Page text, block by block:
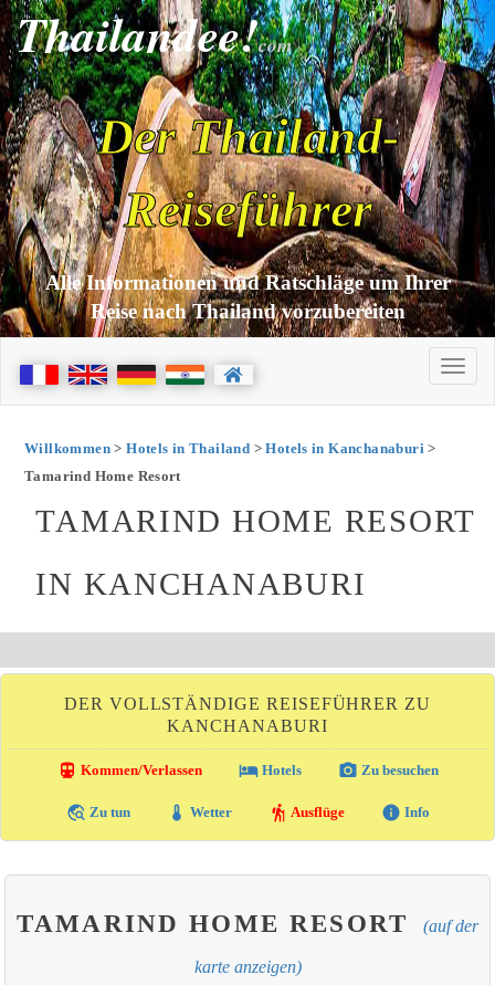
Thailandee!com
Der Thailand-
Reiseführer
Alle Informationen und Ratschläge um Ihrer
Reise nach Thailand vorzubereiten
Willkommen>Hotels in Thailand >Hotels in Kanchanaburi>
Tamarind Home Resort
TAMARIND HOME RESORT
IN KANCHANABURI
DER VOLLSTÄNDIGE REISEFÜHRER ZU
KANCHANABURI
directions_transit Kommen/Verlassen local_hotelHotels photo_camera Zu besuchen
travel_explore Zu tun thermostat Wetter hiking Ausflüge info Info
TAMARIND HOME RESORT (auf der
karte anzeigen)